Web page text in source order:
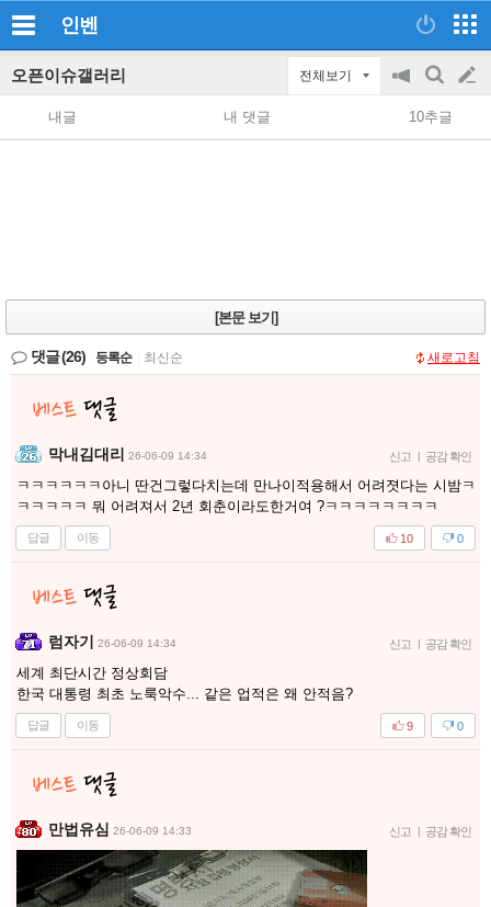
인벤
오픈이슈갤러리 전체보기
공
지
on/off
검
색
글
쓰
내글 내 댓글 10추글
[본문 보기]
댓글(26) 등록순 최신순 새로고침
막내김대리 26-06-09 14:34 신고 | 공감 확인
ㅋㅋㅋㅋㅋㅋ아니 딴건그렇다치는데 만나이적용해서 어려졋다는 시밤ㅋ
ㅋㅋㅋㅋㅋ 뭐 어려져서 2년 회춘이라도한거여 ?ㅋㅋㅋㅋㅋㅋㅋㅋ
답글 이동 0
10
럼자기 26-06-09 14:34 신고 | 공감 확인
세계 최단시간 정상회담
한국 대통령 최초 노룩악수... 같은 업적은 왜 안적음?
답글 이동 0
9
만법유심 26-06-09 14:33 신고 | 공감 확인